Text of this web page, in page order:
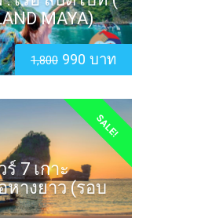
MAYA)
1,800 990 บาท
SALE!
7 เกาะ
หางยาว (รอบ